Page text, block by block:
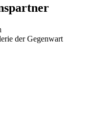
der Gegenwart